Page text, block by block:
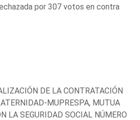
por 307 votos en contra
DE LA CONTRATACIÓN
MUPRESPA, MUTUA
LA SEGURIDAD SOCIAL NÚMERO